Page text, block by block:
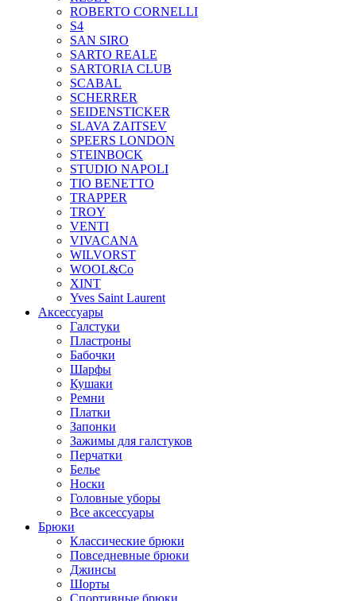
ROBERTO CORNELLI
S4
SAN SIRO
SARTO REALE
SARTORIA CLUB
SCABAL
SCHERRER
SEIDENSTICKER
SLAVA ZAITSEV
SPEERS LONDON
STEINBOCK
STUDIO NAPOLI
TIO BENETTO
TRAPPER
TROY
VENTI
VIVACANA
WILVORST
WOOL&Co
XINT
Yves Saint Laurent
Аксессуары
Галстуки
Пластроны
Бабочки
Шарфы
Кушаки
Ремни
Платки
Запонки
Зажимы для галстуков
Перчатки
Белье
Носки
Головные уборы
Все аксессуары
Брюки
Классические брюки
Повседневные брюки
Джинсы
Шорты
Спортивные брюки